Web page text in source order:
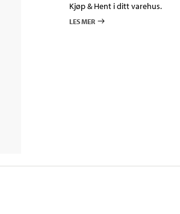
Kjøp & Hent i ditt varehus.
LES MER